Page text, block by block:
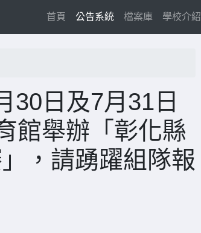
首頁 (current)
公告系統 檔案庫 學校介紹
30日及7月31日
館舉辦「彰化縣
，請踴躍組隊報